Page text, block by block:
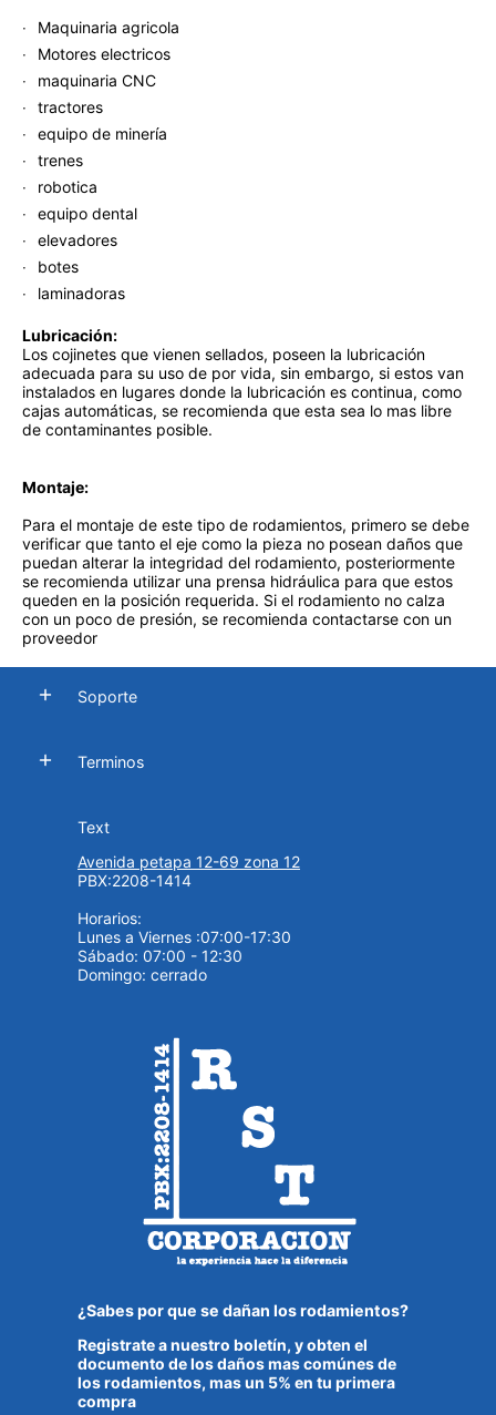
Maquinaria agricola
Motores electricos
maquinaria CNC
tractores
equipo de minería
trenes
robotica
equipo dental
elevadores
botes
laminadoras
Lubricación:
Los cojinetes que vienen sellados, poseen la lubricación
adecuada para su uso de por vida, sin embargo, si estos van
instalados en lugares donde la lubricación es continua, como
cajas automáticas, se recomienda que esta sea lo mas libre
de contaminantes posible.
Montaje:
Para el montaje de este tipo de rodamientos, primero se debe
verificar que tanto el eje como la pieza no posean daños que
puedan alterar la integridad del rodamiento, posteriormente
se recomienda utilizar una prensa hidráulica para que estos
queden en la posición requerida. Si el rodamiento no calza
con un poco de presión, se recomienda contactarse con un
proveedor
Soporte
Terminos
Text
Avenida petapa 12-69 zona 12
PBX:2208-1414
Horarios:
Lunes a Viernes :07:00-17:30
Sábado: 07:00 - 12:30
Domingo: cerrado
¿Sabes por que se dañan los rodamientos?
Registrate a nuestro boletín, y obten el
documento de los daños mas comúnes de
los rodamientos, mas un 5% en tu primera
compra